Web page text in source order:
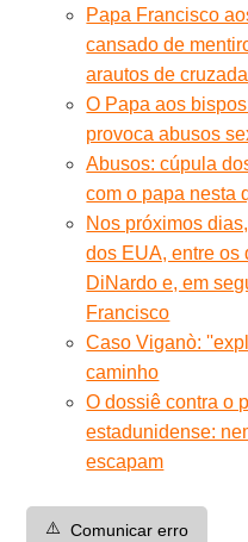
Papa Francisco
cansado de
arautos de
O Papa aos
provoca abusos
Abusos: cúpula
com o papa nesta
Nos próximos
dos EUA, entre os
DiNardo e, em
Francisco
Caso Viganò:
caminho
O dossiê contra o
estadunidense:
escapam
⚠️ Comunicar erro